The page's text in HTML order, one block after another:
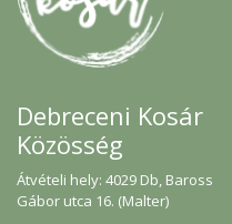
Debreceni Kosár
Közösség
Átvételi hely: 4029 Db, Baross
Gábor utca 16. (Malter)